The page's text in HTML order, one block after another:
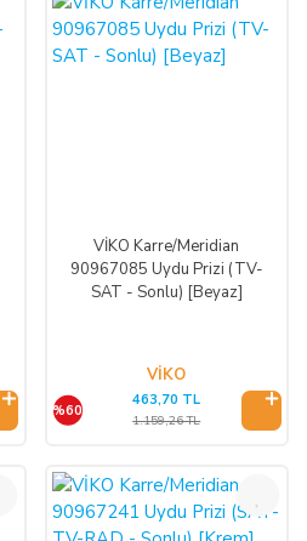
VİKO Karre/Meridian
90967085 Uydu Prizi (TV-
SAT - Sonlu) [Beyaz]
VİKO
%60
463,70 TL
1.159,26 TL
%60